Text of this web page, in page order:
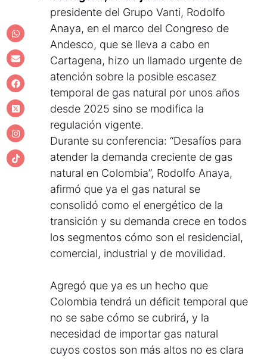
presidente del Grupo Vanti, Rodolfo
Anaya, en el marco del Congreso de
Andesco, que se lleva a cabo en
Cartagena, hizo un llamado urgente de
atención sobre la posible escasez
temporal de gas natural por unos años
desde 2025 sino se modifica la
regulación vigente.
Durante su conferencia: “Desafíos para
atender la demanda creciente de gas
natural en Colombia”, Rodolfo Anaya,
afirmó que ya el gas natural se
consolidó como el energético de la
transición y su demanda crece en todos
los segmentos cómo son el residencial,
comercial, industrial y de movilidad.
Agregó que ya es un hecho que
Colombia tendrá un déficit temporal que
no se sabe cómo se cubrirá, y la
necesidad de importar gas natural
cuyos costos son más altos no es clara